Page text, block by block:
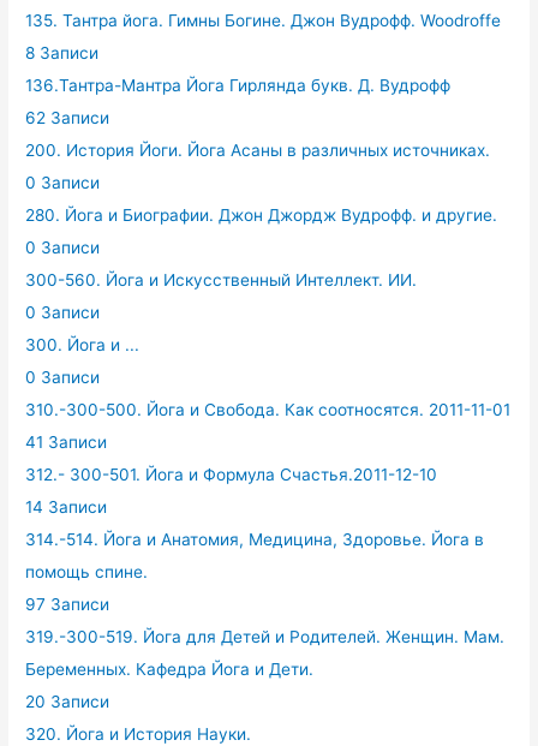
135. Тантра йога. Гимны Богине. Джон Вудрофф. Woodroffe
8 Записи
136.Тантра-Мантра Йога Гирлянда букв. Д. Вудрофф
62 Записи
200. История Йоги. Йога Асаны в различных источниках.
0 Записи
280. Йога и Биографии. Джон Джордж Вудрофф. и другие.
0 Записи
300-560. Йога и Искусственный Интеллект. ИИ.
0 Записи
300. Йога и ...
0 Записи
310.-300-500. Йога и Свобода. Как соотносятся. 2011-11-01
41 Записи
312.- 300-501. Йога и Формула Счастья.2011-12-10
14 Записи
314.-514. Йога и Анатомия, Медицина, Здоровье. Йога в
помощь спине.
97 Записи
319.-300-519. Йога для Детей и Родителей. Женщин. Мам.
Беременных. Кафедра Йога и Дети.
20 Записи
320. Йога и История Науки.